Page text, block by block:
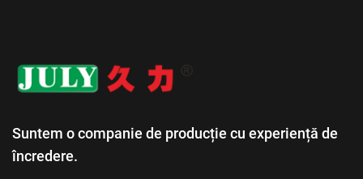
Suntem o companie de producție cu experiență de
încredere.